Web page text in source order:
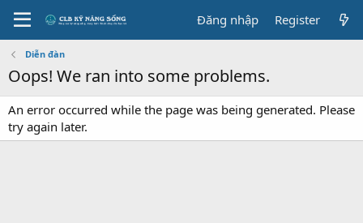
Đăng nhập Register
Diễn đàn
Oops! We ran into some problems.
An error occurred while the page was being generated. Please
try again later.